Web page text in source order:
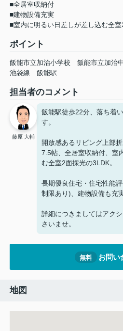
■全居室収納付
■建物設備充実
■室内に明るい日差しが差し込む全
ポイント
飯能市立加治小学校 飯能市立加治
池袋線
飯能駅
担当者のコメント
藤原 大輔
飯能駅徒歩22分、落ち着
す。
開放感あるリビング上部
7.5帖、全居室収納付、室
む全室2面採光の3LDK。
長期優良住宅・住宅性能
制限あり)、建物設備も充
詳細につきましてはアク
さいませ。
無料 お問い
地図